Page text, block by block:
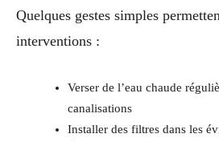
Quelques gestes simples
interventions :
Verser de l’eau chaude
canalisations
Installer des filtres dans les